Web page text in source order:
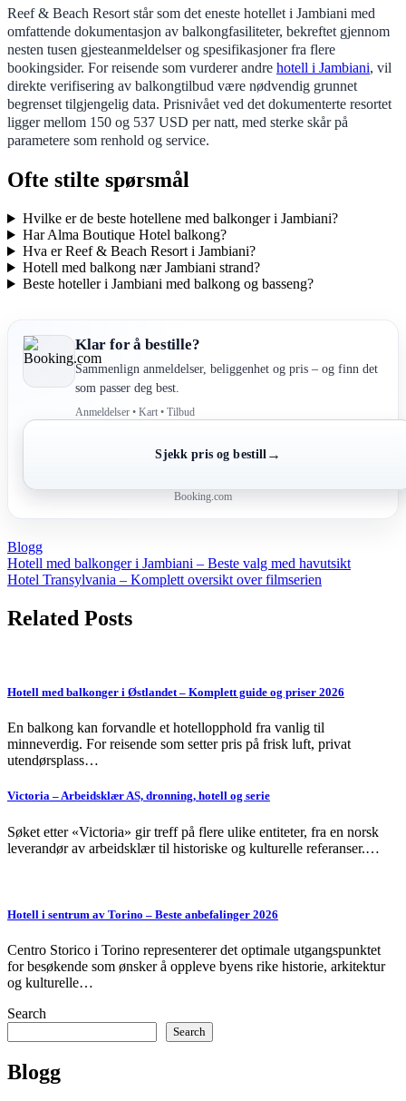
Reef & Beach Resort står som det eneste hotellet i Jambiani med
omfattende dokumentasjon av balkongfasiliteter, bekreftet gjennom
nesten tusen gjesteanmeldelser og spesifikasjoner fra flere
bookingsider. For reisende som vurderer andre hotell i Jambiani, vil
direkte verifisering av balkongtilbud være nødvendig grunnet
begrenset tilgjengelig data. Prisnivået ved det dokumenterte resortet
ligger mellom 150 og 537 USD per natt, med sterke skår på
parametere som renhold og service.
Ofte stilte spørsmål
Hvilke er de beste hotellene med balkonger i Jambiani?
Har Alma Boutique Hotel balkong?
Hva er Reef & Beach Resort i Jambiani?
Hotell med balkong nær Jambiani strand?
Beste hoteller i Jambiani med balkong og basseng?
Klar for å bestille?
Sammenlign anmeldelser, beliggenhet og pris – og finn det
som passer deg best.
Anmeldelser • Kart • Tilbud
Sjekk pris og bestill →
Booking.com
Blogg
Post
navigation
Hotell med balkonger i Jambiani – Beste valg med havutsikt
Hotel Transylvania – Komplett oversikt over filmserien
Related Posts
Hotell med balkonger i Østlandet – Komplett guide og priser 2026
En balkong kan forvandle et hotellopphold fra vanlig til
minneverdig. For reisende som setter pris på frisk luft, privat
utendørsplass…
Victoria – Arbeidsklær AS, dronning, hotell og serie
Søket etter «Victoria» gir treff på flere ulike entiteter, fra en norsk
leverandør av arbeidsklær til historiske og kulturelle referanser.…
Hotell i sentrum av Torino – Beste anbefalinger 2026
Centro Storico i Torino representerer det optimale utgangspunktet
for besøkende som ønsker å oppleve byens rike historie, arkitektur
og kulturelle…
Search
Search
Blogg